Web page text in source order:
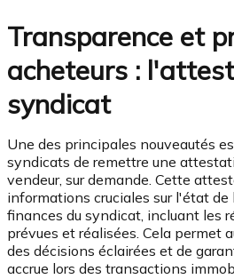
Transparence et
acheteurs :
syndicat
Une des principales nouveautés
syndicats de remettre une
vendeur, sur demande. Cette
informations cruciales sur l'état
finances du syndicat, incluant les
prévues et réalisées. Cela permet
des décisions éclairées et de
accrue lors des transactions